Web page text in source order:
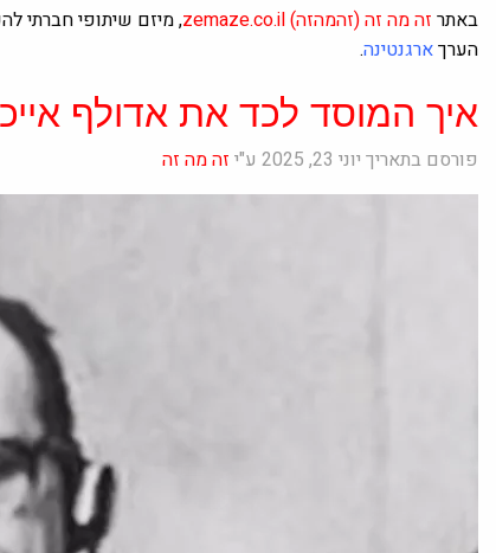
באתר זה מה זה(זהמהזה)zemaze.co.il, מיזם שיתופי חברתי
הערךארגנטינה.
איך המוסד לכד את אדולף
פורסם בתאריך יוני 23, 2025 ע"י זה מה זה